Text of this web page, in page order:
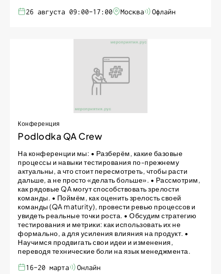
26 августа 09:00-17:00
Москва Офлайн
Конференция
Podlodka QA Crew
На конференции мы: • Разберём, какие базовые
процессы и навыки тестирования по-прежнему
актуальны, а что стоит пересмотреть, чтобы расти
дальше, а не просто «делать больше». • Рассмотрим,
как рядовые QA могут способствовать зрелости
команды. • Поймём, как оценить зрелость своей
команды (QA maturity), провести ревью процессов и
увидеть реальные точки роста. • Обсудим стратегию
тестирования и метрики: как использовать их не
формально, а для усиления влияния на продукт. •
Научимся продвигать свои идеи и изменения,
переводя технические боли на язык менеджмента.
16-20 марта
Онлайн